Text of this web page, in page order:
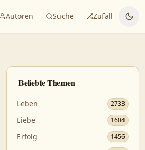
Autoren Suche Zufall
Beliebte Themen
Leben 2733
Liebe 1604
Erfolg 1456